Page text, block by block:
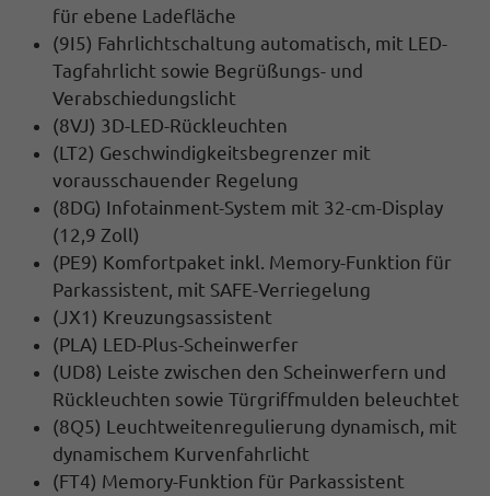
für ebene Ladefläche
(9I5) Fahrlichtschaltung automatisch, mit LED-
Tagfahrlicht sowie Begrüßungs- und
Verabschiedungslicht
(8VJ) 3D-LED-Rückleuchten
(LT2) Geschwindigkeitsbegrenzer mit
vorausschauender Regelung
(8DG) Infotainment-System mit 32-cm-Display
(12,9 Zoll)
(PE9) Komfortpaket inkl. Memory-Funktion für
Parkassistent, mit SAFE-Verriegelung
(JX1) Kreuzungsassistent
(PLA) LED-Plus-Scheinwerfer
(UD8) Leiste zwischen den Scheinwerfern und
Rückleuchten sowie Türgriffmulden beleuchtet
(8Q5) Leuchtweitenregulierung dynamisch, mit
dynamischem Kurvenfahrlicht
(FT4) Memory-Funktion für Parkassistent